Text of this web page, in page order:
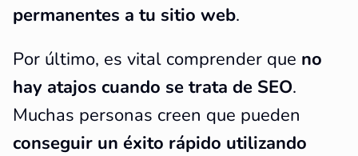
permanentes a tu sitio web.
Por último, es vital comprender que no
hay atajos cuando se trata de SEO.
Muchas personas creen que pueden
conseguir un éxito rápido utilizando